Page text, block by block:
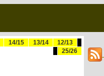
12/13
13/14
14/15
25/26